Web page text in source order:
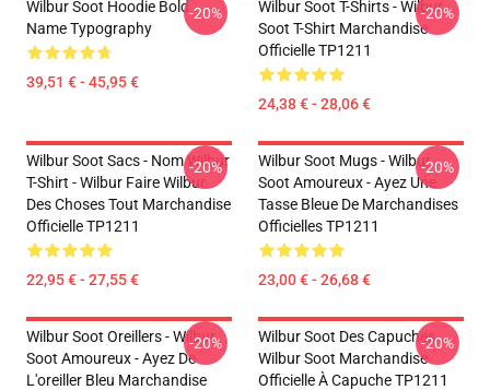
Wilbur Soot Hoodie Bold
Name Typography
39,51 € - 45,95 €
-20%
Wilbur Soot T-Shirts - Wilbur
Soot T-Shirt Marchandise
Officielle TP1211
24,38 € - 28,06 €
-20%
Wilbur Soot Sacs - Nom Wilbur
T-Shirt - Wilbur Faire Wilbur
Des Choses Tout Marchandise
Officielle TP1211
22,95 € - 27,55 €
-20%
Wilbur Soot Mugs - Wilbur
Soot Amoureux - Ayez Une
Tasse Bleue De Marchandises
Officielles TP1211
23,00 € - 26,68 €
-20%
Wilbur Soot Oreillers - Wilbur
Soot Amoureux - Ayez De
L'oreiller Bleu Marchandise
-20%
Wilbur Soot Des Capuches...
Wilbur Soot Marchandise
Officielle À Capuche TP1211
-20%